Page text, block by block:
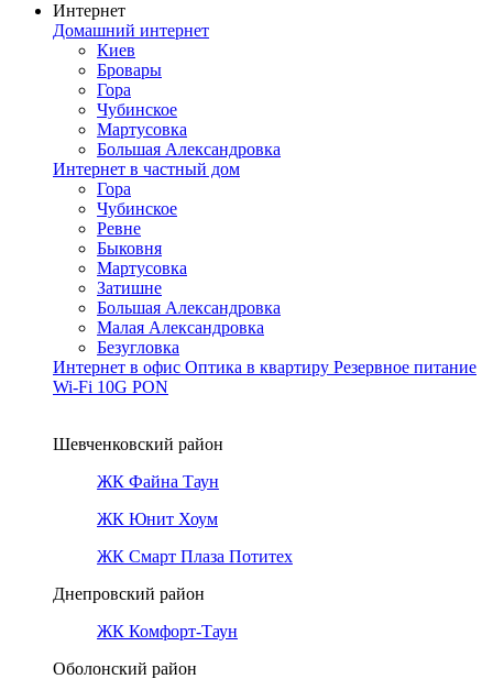
Интернет
Домашний интернет
Киев
Бровары
Гора
Чубинское
Мартусовка
Большая Александровка
Интернет в частный дом
Гора
Чубинское
Ревне
Быковня
Мартусовка
Затишне
Большая Александровка
Малая Александровка
Безугловка
Интернет в офис Оптика в квартиру Резервное питание
Wi-Fi 10G PON
Шевченковский район
ЖК Файна Таун
ЖК Юнит Хоум
ЖК Смарт Плаза Потитех
Днепровский район
ЖК Комфорт-Таун
Оболонский район